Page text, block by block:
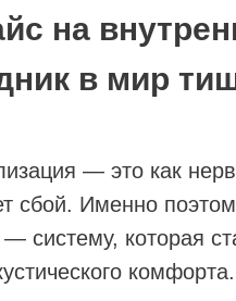
на
в мир
— это как
сбой. Именно
систему, которая
комфорта.